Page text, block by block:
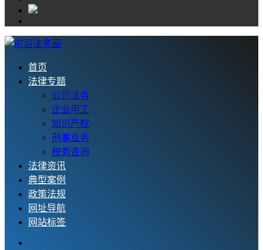
首页
法律专题
公司法务
企业用工
知识产权
刑事业务
税务咨询
法律资讯
典型案例
政策法规
网址导航
网站标签